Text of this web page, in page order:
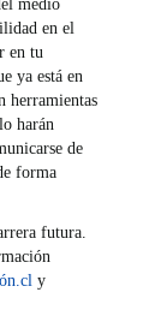
medio
en el
en tu
ya está en
herramientas
harán
de
forma
futura.
y